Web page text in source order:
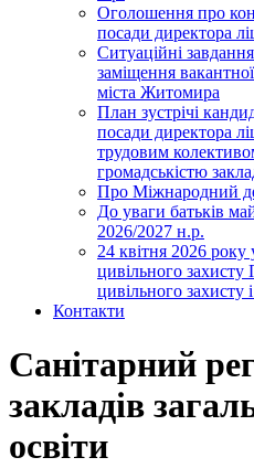
Оголошення про
посади директора
Ситуаційні
заміщення
міста Житомира
План зустрічі
посади директора
трудовим
громадськістю
Про Міжнародний
До уваги батьків
2026/2027 н.р.
24 квітня 2026 року
цивільного
цивільного захисту
Контакти
Санітарний
закладів
освіти